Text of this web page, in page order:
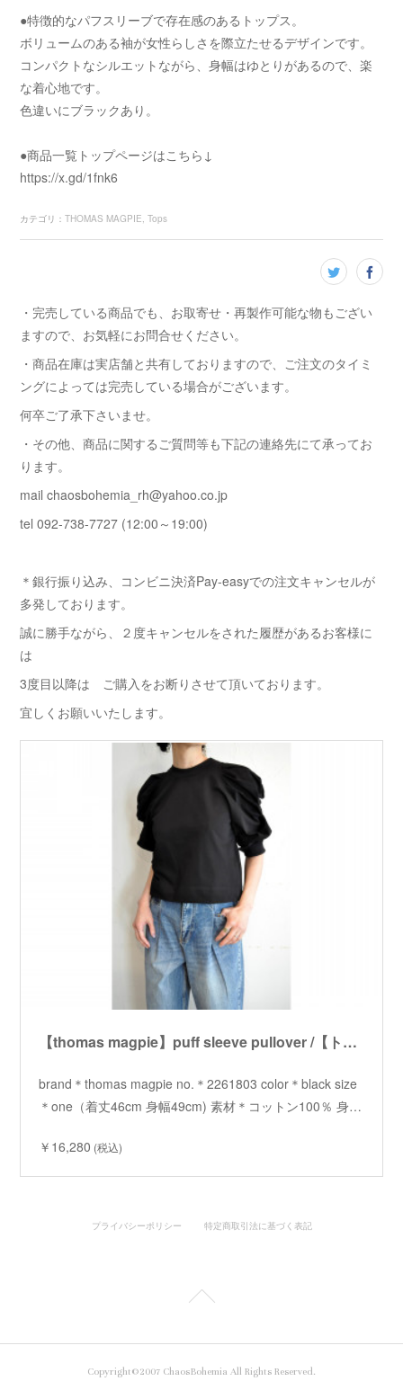
●特徴的なパフスリーブで存在感のあるトップス。
ボリュームのある袖が女性らしさを際立たせるデザインです。
コンパクトなシルエットながら、身幅はゆとりがあるので、楽
な着心地です。
色違いにブラックあり。
●商品一覧トップページはこちら↓
https://x.gd/1fnk6
カテゴリ ：THOMAS MAGPIE Tops
・完売している商品でも、お取寄せ・再製作可能な物もござい
ますので、お気軽にお問合せください。
・商品在庫は実店舗と共有しておりますので、ご注文のタイミ
ングによっては完売している場合がございます。
何卒ご了承下さいませ。
・その他、商品に関するご質問等も下記の連絡先にて承ってお
ります。
mail chaosbohemia_rh@yahoo.co.jp
tel 092-738-7727 (12:00～19:00)
＊銀行振り込み、コンビニ決済Pay-easyでの注文キャンセルが
多発しております。
誠に勝手ながら、２度キャンセルをされた履歴があるお客様に
は
3度目以降は ご購入をお断りさせて頂いております。
宜しくお願いいたします。
【thomas magpie】puff sleeve pullover /【トーマスマグパイ】パフスリーブプルオーバー
brand＊thomas magpie no.＊2261803 color＊black size
＊one（着丈46cm 身幅49cm) 素材＊コットン100％ 身…
￥16,280 (税込)
プライバシーポリシー 特定商取引法に基づく表記
Copyright©2007 ChaosBohemia All Rights Reserved.